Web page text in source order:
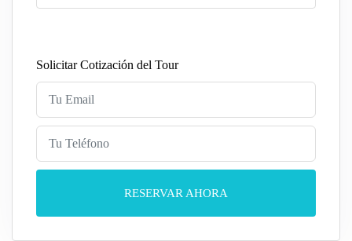
Solicitar Cotización del Tour
RESERVAR AHORA